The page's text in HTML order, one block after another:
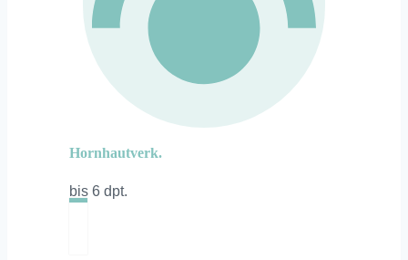
Hornhautverk.
bis 6 dpt.